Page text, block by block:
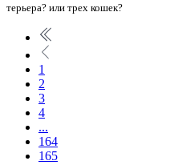
терьера? или трех кошек?
1
2
3
4
...
164
165